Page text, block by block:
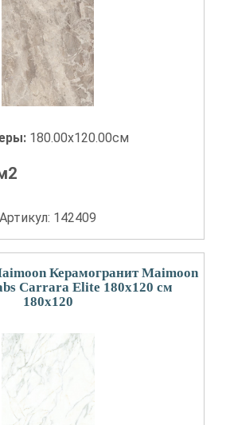
180.00x120.00см
Артикул: 142409
Керамогранит Maimoon
Carrara Elite 180х120 см
180x120